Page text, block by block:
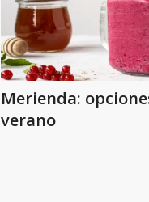
Merienda:
verano